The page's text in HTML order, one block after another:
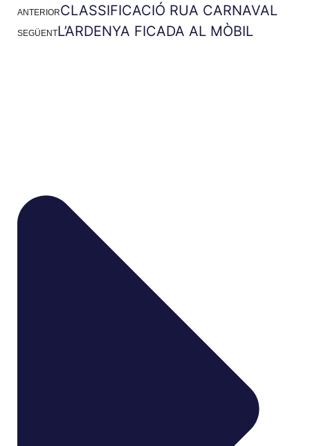
ANTERIORCLASSIFICACIÓ RUA CARNAVAL
SEGÜENTL’ARDENYA FICADA AL MÒBIL